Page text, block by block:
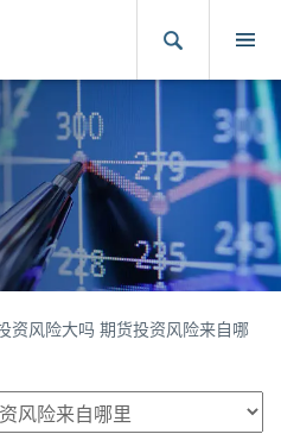
资风险大吗 期货投资风险来自哪